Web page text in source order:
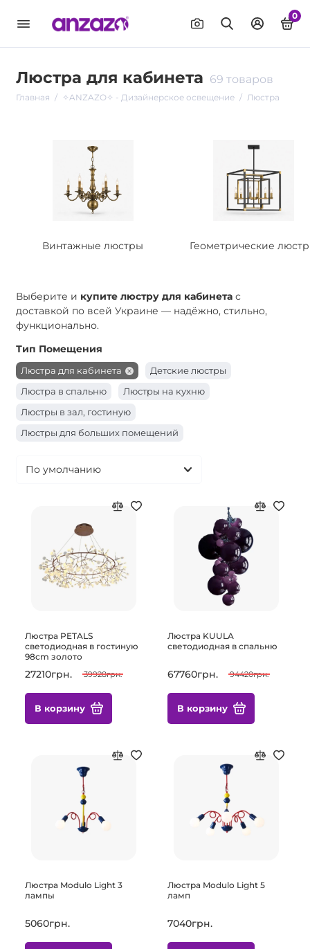
0
Люстра для кабинета 69 товаров
Главная ✧ANZAZO✧ - Дизайнерское освещение Люстра
Винтажные люстры Геометрические
Выберите и купите люстру для кабинетас
доставкой по всей Украине — надёжно, стильно,
функционально.
Тип Помещения
Люстра для кабинета
Детские люстры
Люстра в спальню
Люстры на кухню
Люстры в зал, гостиную
Люстры для больших помещений
Люстра PETALS
светодиодная в гостиную
98cm золото
27210грн. 39928грн.
В корзину
Люстра KUULA
светодиодная в спальню
67760грн. 94420грн.
В корзину
Люстра Modulo Light 3
лампы
5060грн.
Люстра Modulo Light 5
ламп
7040грн.